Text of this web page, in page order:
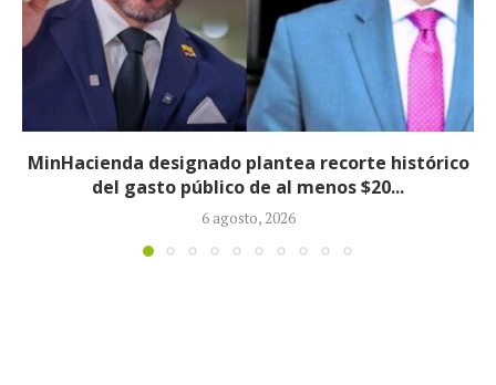
Informe revela que grupos armados ilegales
crecieron 90 % durante la política...
5 agosto, 2026